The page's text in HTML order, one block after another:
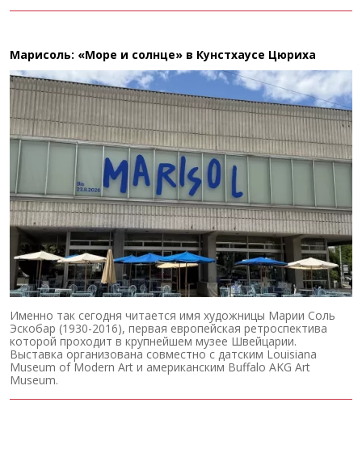
Марисоль: «Море и солнце» в Кунстхаусе Цюриха
Именно так сегодня читается имя художницы Марии Соль
Эскобар (1930-2016), первая европейская ретроспектива
которой проходит в крупнейшем музее Швейцарии.
Выставка организована совместно с датским Louisiana
Museum of Modern Art и американским Buffalo AKG Art
Museum.